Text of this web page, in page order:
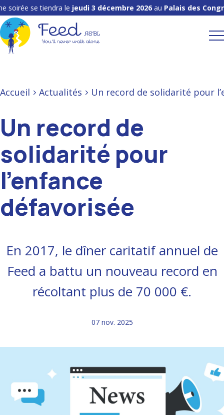
soirée se tiendra lejeudi 3 décembre 2026auPalais des
Accueil Actualités Un record de solidarité pour
Un record de
solidarité pour
l’enfance
défavorisée
En 2017, le dîner caritatif annuel de
Feed a battu un nouveau record en
récoltant plus de 70 000 €.
07 nov. 2025